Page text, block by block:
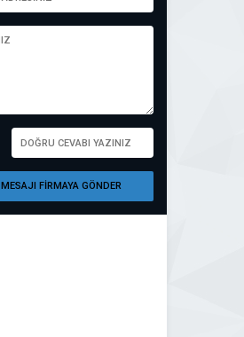
MESAJI FİRMAYA GÖNDER